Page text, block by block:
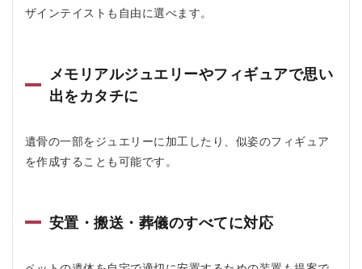
3.1
家族
のプ
ラン
算：
10万
円
3.2
ザインテイストも自由に選べます。
メモリアルジュエリーやフィギュアで思い
出をカタチに
遺骨の一部をジュエリーに加工したり、似姿のフィギュア
を作成することも可能です。
安置・搬送・葬儀のすべてに対応